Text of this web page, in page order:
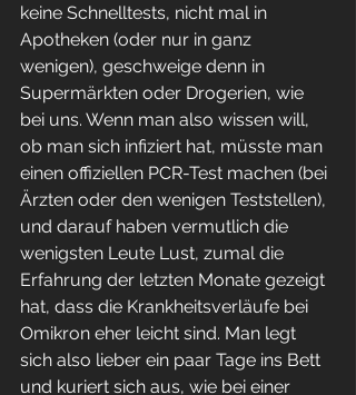
keine Schnelltests, nicht mal in
Apotheken (oder nur in ganz
wenigen), geschweige denn in
Supermärkten oder Drogerien, wie
bei uns. Wenn man also wissen will,
ob man sich infiziert hat, müsste man
einen offiziellen PCR-Test machen (bei
Ärzten oder den wenigen Teststellen),
und darauf haben vermutlich die
wenigsten Leute Lust, zumal die
Erfahrung der letzten Monate gezeigt
hat, dass die Krankheitsverläufe bei
Omikron eher leicht sind. Man legt
sich also lieber ein paar Tage ins Bett
und kuriert sich aus, wie bei einer